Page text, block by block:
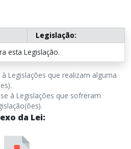
Legislação:
esta Legislação.
à Legislações que realizam alguma
à Legislações que sofreram
da Lei: